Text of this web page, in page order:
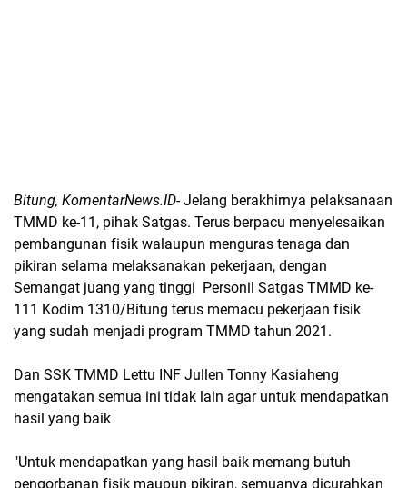
Bitung, KomentarNews.ID- Jelang berakhirnya pelaksanaan
TMMD ke-11, pihak Satgas. Terus berpacu menyelesaikan
pembangunan fisik walaupun menguras tenaga dan
pikiran selama melaksanakan pekerjaan, dengan
Semangat juang yang tinggi Personil Satgas TMMD ke-
111 Kodim 1310/Bitung terus memacu pekerjaan fisik
yang sudah menjadi program TMMD tahun 2021.
Dan SSK TMMD Lettu INF Jullen Tonny Kasiaheng
mengatakan semua ini tidak lain agar untuk mendapatkan
hasil yang baik
"Untuk mendapatkan yang hasil baik memang butuh
pengorbanan fisik maupun pikiran, semuanya dicurahkan